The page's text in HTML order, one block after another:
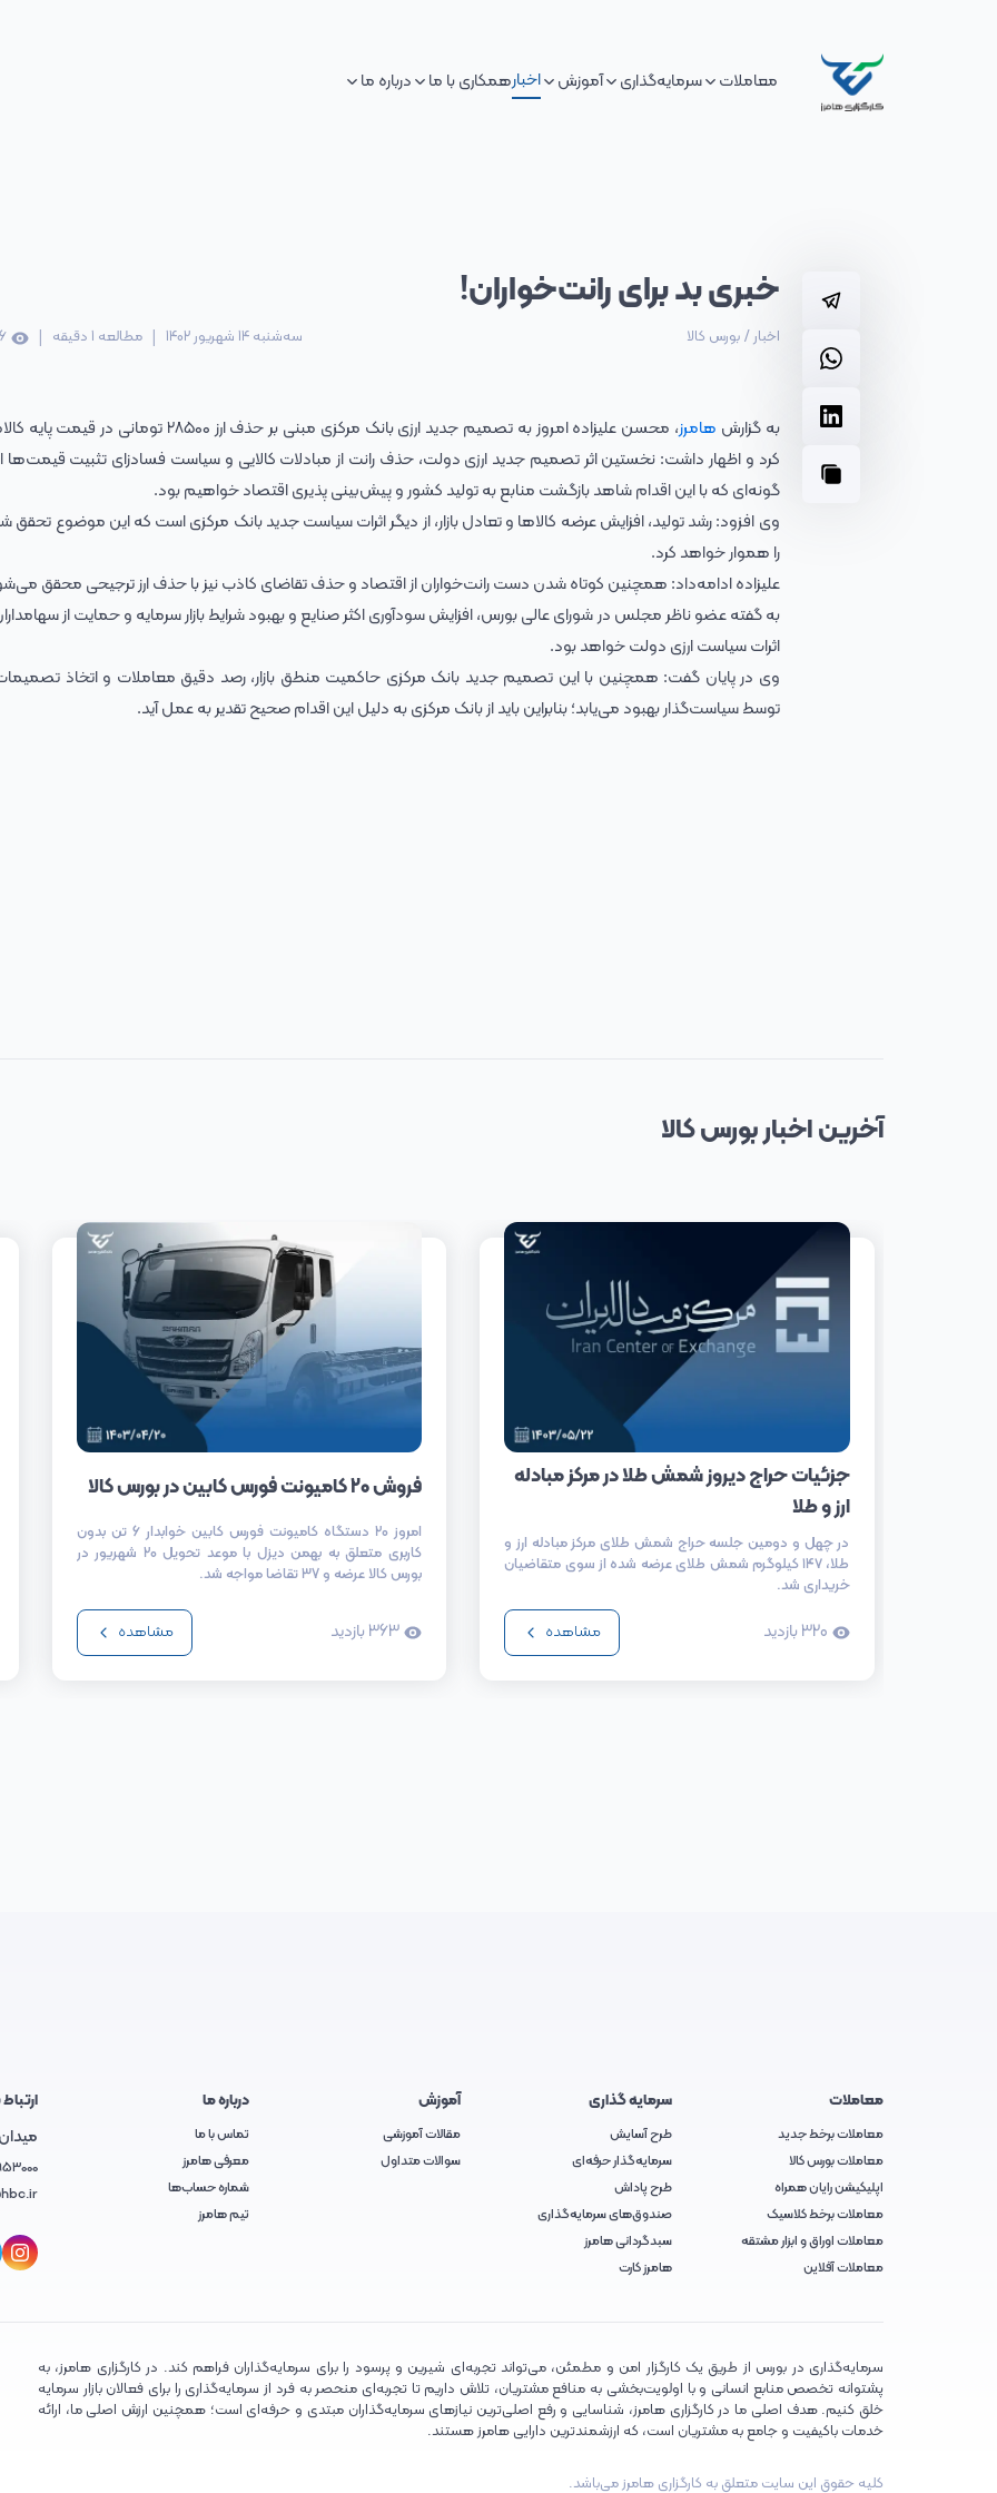
معاملات سرمایه‌گذاری آموزش اخبارهمکاری با ما درباره ما
خبری بد برای رانت‌خواران!
اخبار / بورس کالا سه‌شنبه 14 شهریور 1402 | مطالعه 1 دقیقه |
به گزارش هامرز
، محسن علیزاده امروز به تصمیم جدید ارزی بانک مرکزی مبنی بر حذف ارز ۲۸۵۰۰
کرد و اظهار داشت: نخستین اثر تصمیم جدید ارزی دولت، حذف رانت از مبادلات کالایی و سیاست فسادزای تثبیت قیمت‌ها
گونه‌ای که با این اقدام شاهد بازگشت منابع به تولید کشور و پیش‌بینی پذیری اقتصاد خواهیم بود.
وی افزود: رشد تولید، افزایش عرضه کالاها و تعادل بازار، از دیگر اثرات سیاست جدید بانک مرکزی است که این موضوع تحقق
را هموار خواهد کرد.
علیزاده ادامه‌داد: همچنین کوتاه شدن دست رانت‌خواران از اقتصاد و حذف تقاضای کاذب نیز با حذف ارز ترجیحی محقق
به گفته عضو ناظر مجلس در شورای عالی بورس، افزایش سودآوری اکثر صنایع و بهبود شرایط بازار سرمایه و حمایت از
اثرات سیاست ارزی دولت خواهد بود.
وی در پایان گفت: همچنین با این تصمیم جدید بانک مرکزی حاکمیت منطق بازار، رصد دقیق معاملات و اتخاذ
توسط سیاست‌گذار بهبود می‌یابد؛ بنابراین باید از بانک مرکزی به دلیل این اقدام صحیح تقدیر به عمل آید.
آخریناخباربورس کالا
جزئیات حراج دیروز شمش طلا در مرکز مبادله
ارز و طلا
در چهل و دومین جلسه حراج شمش طلای مرکز مبادله ارز و
طلا، ۱۴۷ کیلوگرم شمش طلای عرضه شده از سوی متقاضیان
خریداری شد.
320 بازدید مشاهده
فروش 20 کامیونت فورس کابین در بورس کالا
امروز 20 دستگاه کامیونت فورس کابین خوابدار 6 تن بدون
کاربری متعلق به بهمن دیزل با موعد تحویل 20 شهریور در
بورس کالا عرضه و 37 تقاضا مواجه شد.
363 بازدید مشاهده
معاملات
معاملات برخط جدید
معاملات بورس کالا
اپلیکیشن رایان همراه
معاملات برخط کلاسیک
معاملات اوراق و ابزار مشتقه
معاملات آفلاین
سرمایه گذاری
طرح آسایش
سرمایه‌گذار حرفه‌ای
طرح پاداش
صندوق‌های سرمایه‌گذاری
سبدگردانی هامرز
هامرز کارت
آموزش
مقالات آموزشی
سوالات متداول
درباره ما
تماس با ما
معرفی هامرز
شماره حساب‌ها
تیم هامرز
ارتباط
سرمایه‌گذاری در بورس از طریق یک کارگزار امن و مطمئن، می‌تواند تجربه‌ای شیرین و پرسود را برای سرمایه‌گذاران فراهم کند. در کارگزاری هامرز، به
پشتوانه تخصص منابع انسانی و با اولویت‌بخشی به منافع مشتریان، تلاش داریم تا تجربه‌ای منحصر به فرد از سرمایه‌گذاری را برای فعالان بازار سرمایه
خلق کنیم. هدف اصلی ما در کارگزاری هامرز، شناسایی و رفع اصلی‌ترین نیازهای سرمایه‌گذاران مبتدی و حرفه‌ای است؛ همچنین ارزش اصلی ما، ارائه
خدمات باکیفیت و جامع به مشتریان است، که ارزشمندترین دارایی هامرز هستند.
کلیه حقوق این سایت متعلق به کارگزاری هامرز می‌باشد.